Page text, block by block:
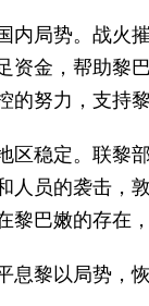
内局势。战火
资金，帮助黎
的努力，支持
区稳定。联黎
人员的袭击，
黎巴嫩的存在
息黎以局势，